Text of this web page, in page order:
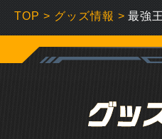
TOP > グッズ情報 >